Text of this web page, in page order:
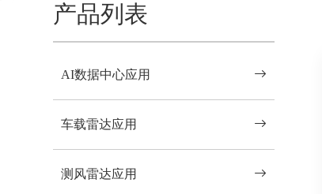
产品列表
AI数据中心应用
车载雷达应用
测风雷达应用